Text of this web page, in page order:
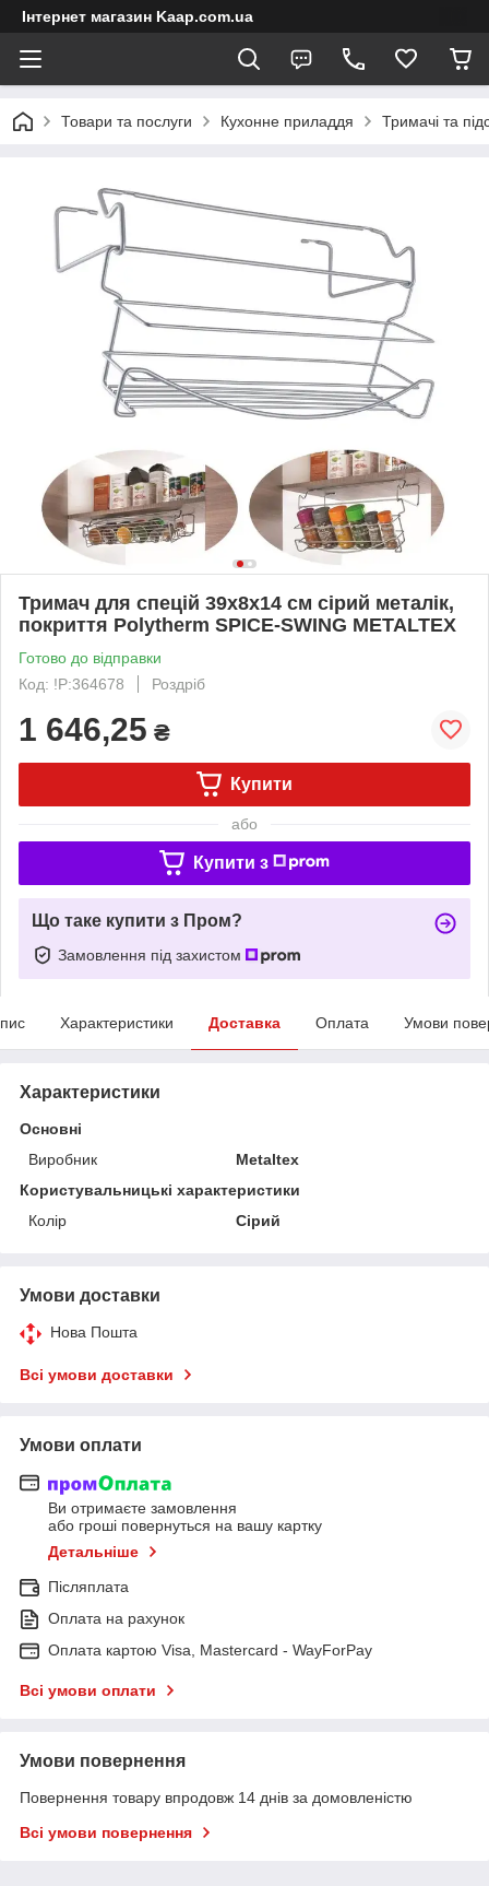
Інтернет магазин Kaap.com.ua
Товари та послуги Кухонне приладдя Тримачі та
Тримач для спецій 39х8х14 см сірий металік,
покриття Polytherm SPICE-SWING METALTEX
Готово до відправки
Код: !P:364678
Роздріб
1 646,25 ₴
Купити
або
Купити з
Що таке купити з Пром?
Замовлення під захистом
Характеристики Доставка Оплата Умови
Характеристики
Основні
Виробник
Metaltex
Користувальницькі характеристики
Колір
Сірий
Умови доставки
Нова Пошта
Всі умови доставки
Умови оплати
Ви отримаєте замовлення
або гроші повернуться на вашу картку
Детальніше
Післяплата
Оплата на рахунок
Оплата картою Visa, Mastercard - WayForPay
Всі умови оплати
Умови повернення
Повернення товару впродовж 14 днів за домовленістю
Всі умови повернення